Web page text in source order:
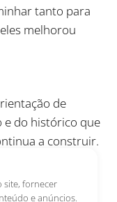
tanto para
melhorou
de
e do histórico que
a construir.
site, fornecer
e anúncios.